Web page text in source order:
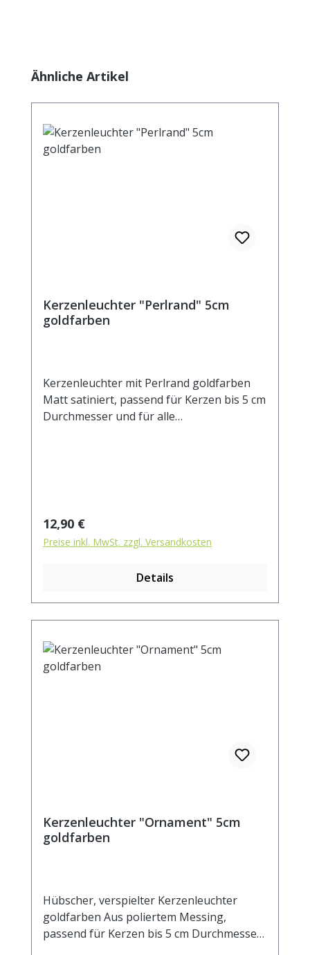
Produktgalerie überspringen
Ähnliche Artikel
Kerzenleuchter "Perlrand" 5cm
goldfarben
Kerzenleuchter mit Perlrand goldfarben
Matt satiniert, passend für Kerzen bis 5 cm
Durchmesser und für alle
Regulärer Preis:
12,90 €
Preise inkl. MwSt. zzgl. Versandkosten
Details
Kerzenleuchter "Ornament" 5cm
goldfarben
Hübscher, verspielter Kerzenleuchter
goldfarben Aus poliertem Messing,
passend für Kerzen bis 5 cm Durchmesser